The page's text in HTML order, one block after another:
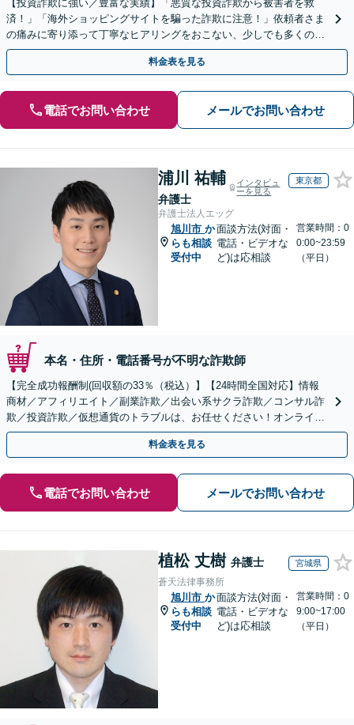
【投資詐欺に強い／豊富な実績】「悪質な投資詐欺から被害者を救
済！」「海外ショッピングサイトを騙った詐欺に注意！」依頼者さま
の痛みに寄り添って丁寧なヒアリングをおこない、少しでも多くの返
金が得られるよう尽力します！
料金表を見る
電話でお問い合わせ メールでお問い合わせ
浦川 祐輔
弁護士
インタビュ
ーを見る
東京都
弁護士法人エッグ
旭川市 か
らも相談
受付中
面談方法(対面・
電話・ビデオな
ど)は応相談
営業時間：0
0:00~23:59
（平日）
本名・住所・電話番号が不明な詐欺師
【完全成功報酬制(回収額の33％（税込）】【24時間全国対応】情報
商材／アフィリエイト／副業詐欺／出会い系サクラ詐欺／コンサル詐
欺／投資詐欺／仮想通貨のトラブルは、お任せください！オンライン
のみで解決も可能！
料金表を見る
電話でお問い合わせ メールでお問い合わせ
植松 丈樹 弁護士 宮城県
蒼天法律事務所
旭川市 か
らも相談
受付中
面談方法(対面・
電話・ビデオな
ど)は応相談
営業時間：0
9:00~17:00
（平日）